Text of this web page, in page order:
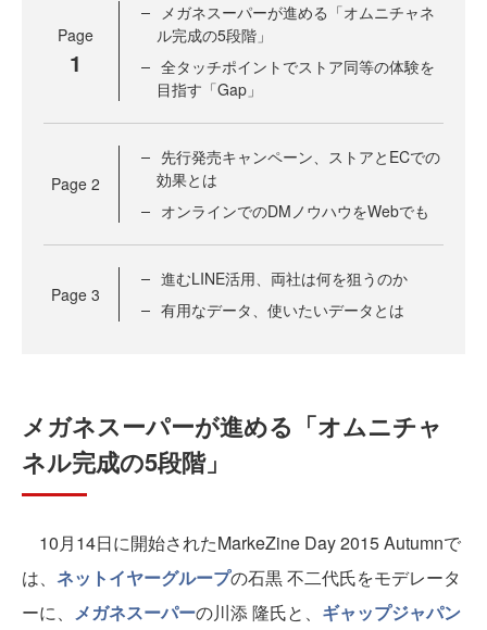
Page
1
メガネスーパーが進める「オムニチャネ
ル完成の5段階」
全タッチポイントでストア同等の体験を
目指す「Gap」
Page 2
先行発売キャンペーン、ストアとECでの
効果とは
オンラインでのDMノウハウをWebでも
Page 3
進むLINE活用、両社は何を狙うのか
有用なデータ、使いたいデータとは
メガネスーパーが進める「オムニチャ
ネル完成の5段階」
10月14日に開始されたMarkeZine Day 2015 Autumnで
は、 ネットイヤーグループの石黒 不二代氏をモデレータ
ーに、 メガネスーパーの川添 隆氏と、 ギャップジャパン